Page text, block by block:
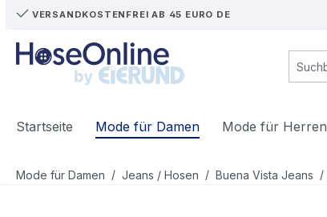
Hauptinhalt springen
Zur Suche springen
Zur Hauptnavigation springen
VERSANDKOSTENFREI AB 45 EURO DE
Startseite Mode für Damen Mode für Herren
Mode für Damen / Jeans / Hosen / Buena Vista Jeans /